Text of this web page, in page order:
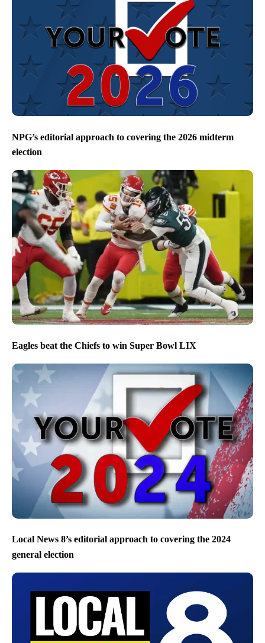
NPG’s editorial approach to covering the 2026 midterm
election
Eagles beat the Chiefs to win Super Bowl LIX
Local News 8’s editorial approach to covering the 2024
general election